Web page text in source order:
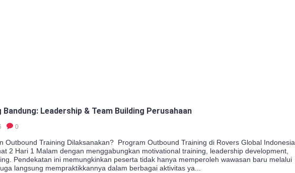
Leadership & Team Building Perusahaan
0
Outbound Training Dilaksanakan? Program Outbound Training di Rovers Global Indonesia
2 Hari 1 Malam dengan menggabungkan motivational training, leadership development,
Pendekatan ini memungkinkan peserta tidak hanya memperoleh wawasan baru melalui
langsung mempraktikkannya dalam berbagai aktivitas ya...